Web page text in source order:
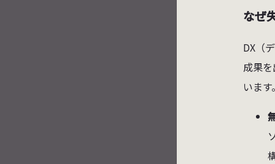
なぜ
DX（
成果
います